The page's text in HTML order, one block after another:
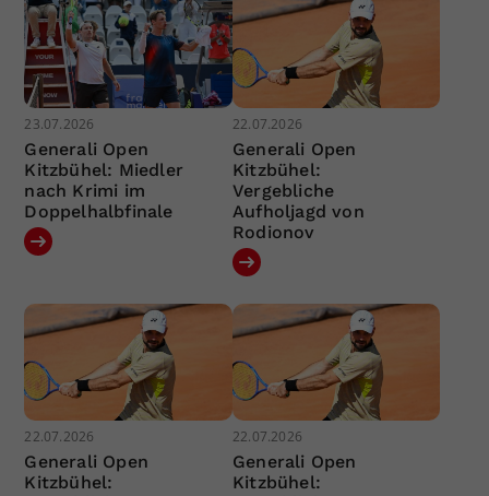
23.07.2026
Generali Open
Kitzbühel: Miedler
nach Krimi im
Doppelhalbfinale
22.07.2026
Generali Open
Kitzbühel:
Vergebliche
Aufholjagd von
Rodionov
22.07.2026
Generali Open
Kitzbühel:
22.07.2026
Generali Open
Kitzbühel: